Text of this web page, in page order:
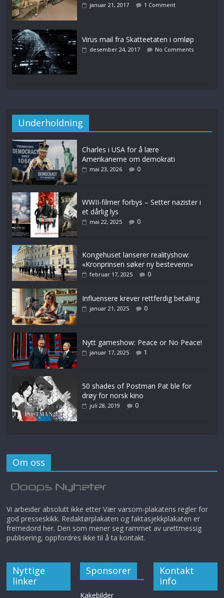
januar 21, 2017 1 Comment
Virus mail fra Skatteetaten i omløp
desember 24, 2017 No Comments
Underholdning
Charles i USA for å lære
Amerikanerne om demokrati
mai 23, 2026 0
WWII-filmer forbys – Setter nazister i
et dårlig lys
mai 22, 2025 0
Kongehuset lanserer realityshow:
«Kronprinsen søker ny bestevenn»
februar 17, 2025 0
Influensere krever rettferdig betaling
januar 21, 2025 0
Nytt gameshow: Peace or No Peace!
januar 17, 2025 1
50 shades of Postman Pat ble for
drøy for norsk kino
juli 28, 2019 0
Om oss
Vi arbeider absolutt ikke etter Vær varsom-plakatens regler for
god presseskikk. Redaktørplakaten og faktasjekkplakaten er
fremedord her. Den som mener seg rammet av urettmessig
publisering, oppfordres ikke til å ta kontakt.
Nyttige
linker
Sponsorer
Kakebilder
Kontakt
info